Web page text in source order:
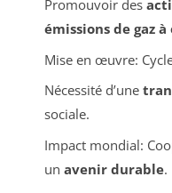
Promouvoir des
émissions de gaz
Mise en œuvre:
Nécessité d’une
sociale.
Impact mondial:
un avenir durable.